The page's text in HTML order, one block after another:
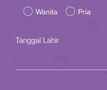
this Wanita Pria
Tanggal Lahir